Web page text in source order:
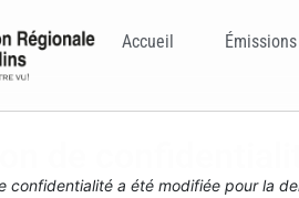
Accueil Émissions
confidentialité a été modifiée pour la